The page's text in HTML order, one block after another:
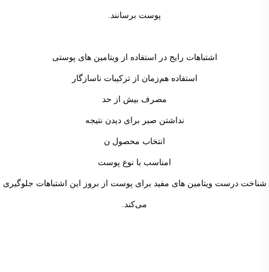
پوست برسانند.
اشتباهات رایج در استفاده از ویتامین های پوستی
استفاده هم‌زمان از ترکیبات ناسازگار
مصرف بیش از حد
نداشتن صبر برای دیدن نتیجه
انتخاب محصول ن
امناسب با نوع پوست
شناخت درست ویتامین های مفید برای پوست از بروز این اشتباهات جلوگیری
می‌کند.